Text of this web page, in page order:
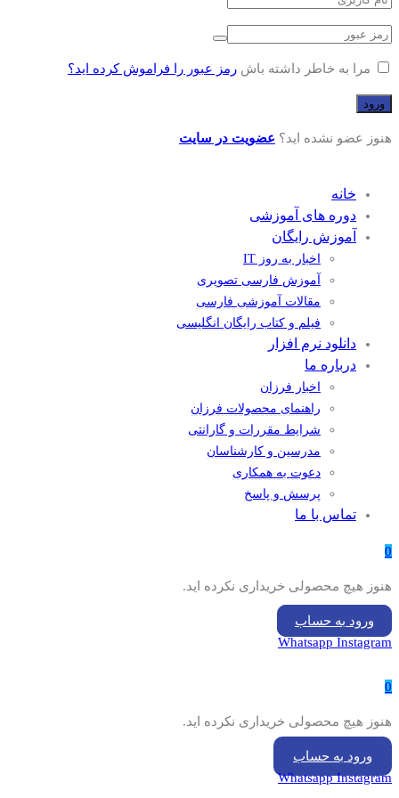
مرا به خاطر داشته باش رمز عبور را فراموش کرده اید؟
هنوز عضو نشده اید؟ عضویت در سایت
خانه
دوره های آموزشی
آموزش رایگان
اخبار به روز IT
آموزش فارسی تصویری
مقالات آموزشی فارسی
فیلم و کتاب رایگان انگلیسی
دانلود نرم افزار
درباره ما
اخبار فرزان
راهنمای محصولات فرزان
شرایط مقررات و گارانتی
مدرسین و کارشناسان
دعوت به همکاری
پرسش و پاسخ
تماس با ما
0
هنوز هیچ محصولی خریداری نکرده اید.
ورود به حساب
Whatsapp Instagram
0
هنوز هیچ محصولی خریداری نکرده اید.
ورود به حساب
Whatsapp Instagram